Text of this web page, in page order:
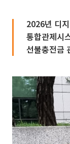
2026년 디
통합관제시
선불충전금